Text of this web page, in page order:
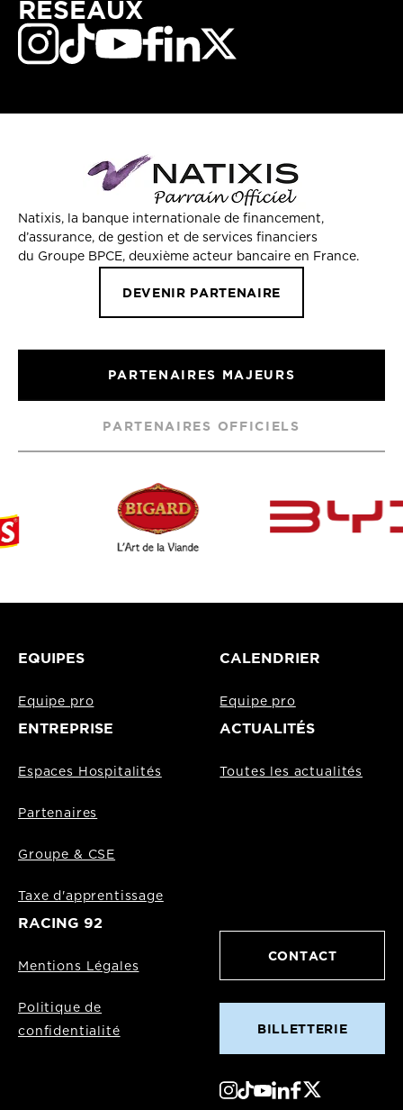
RÉSEAUX
Natixis, la banque internationale de financement,
d’assurance, de gestion et de services financiers
du Groupe BPCE, deuxième acteur bancaire en France.
DEVENIR PARTENAIRE
PARTENAIRES MAJEURS
PARTENAIRES OFFICIELS
EQUIPES
Equipe pro
CALENDRIER
Equipe pro
ENTREPRISE
Espaces Hospitalités
Partenaires
Groupe & CSE
Taxe d'apprentissage
ACTUALITÉS
Toutes les actualités
RACING 92
Mentions Légales
Politique de
confidentialité
CONTACT
BILLETTERIE